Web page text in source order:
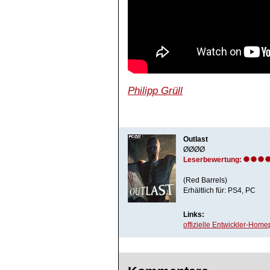
Philipp Grüll
Outlast
ØØØØ
Leserbewertung:
(Red Barrels)
Erhältlich für: PS4, PC
Links:
offizielle Entwickler-